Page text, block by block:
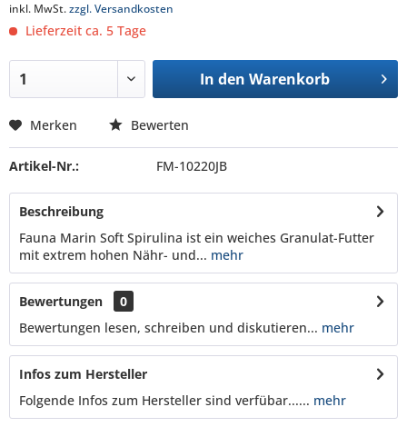
inkl. MwSt.zzgl. Versandkosten
Lieferzeit ca. 5 Tage
In den Warenkorb
Merken Bewerten
Artikel-Nr.: FM-10220JB
Beschreibung
Fauna Marin Soft Spirulina ist ein weiches Granulat-Futter
mit extrem hohen Nähr- und... mehr
Bewertungen
0
Bewertungen lesen, schreiben und diskutieren... mehr
Infos zum Hersteller
Folgende Infos zum Hersteller sind verfübar...... mehr